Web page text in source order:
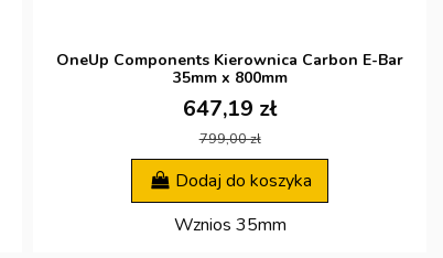
OneUp Components Kierownica Carbon E-Bar
35mm x 800mm
647,19 zł
799,00 zł
Dodaj do koszyka
Wznios 35mm